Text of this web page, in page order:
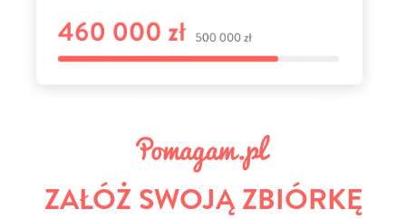
ZAŁÓŻ SWOJĄ ZBIÓRKĘ